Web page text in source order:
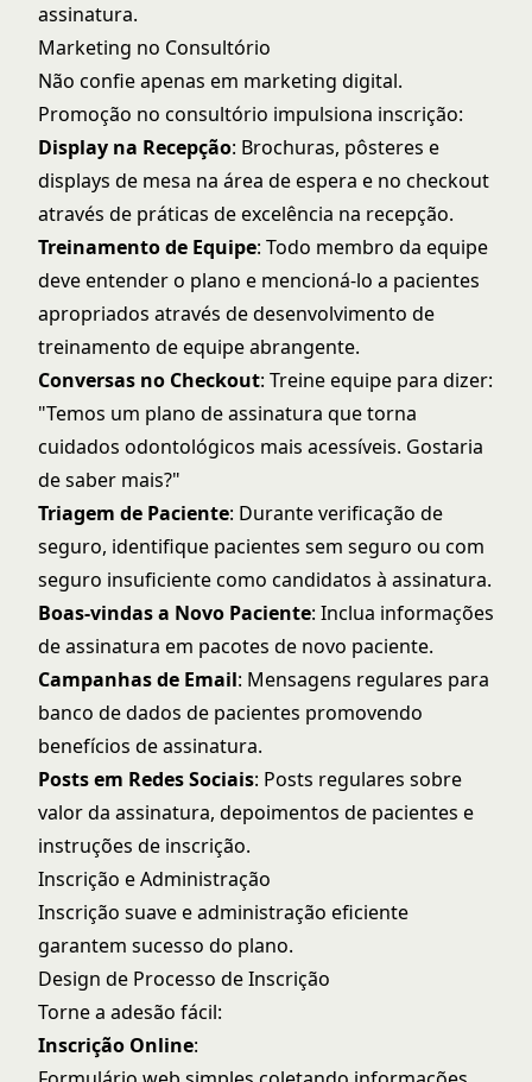
assinatura.
Marketing no Consultório
Não confie apenas em marketing digital.
Promoção no consultório impulsiona inscrição:
Display na Recepção: Brochuras, pôsteres e
displays de mesa na área de espera e no checkout
através de práticas deexcelência na recepção.
Treinamento de Equipe: Todo membro da equipe
deve entender o plano e mencioná-lo a pacientes
apropriados através dedesenvolvimento de
treinamento de equipeabrangente.
Conversas no Checkout: Treine equipe para dizer:
"Temos um plano de assinatura que torna
cuidados odontológicos mais acessíveis. Gostaria
de saber mais?"
Triagem de Paciente: Durante verificação de
seguro, identifique pacientes sem seguro ou com
seguro insuficiente como candidatos à assinatura.
Boas-vindas a Novo Paciente: Inclua informações
de assinatura em pacotes de novo paciente.
Campanhas de Email: Mensagens regulares para
banco de dados de pacientes promovendo
benefícios de assinatura.
Posts em Redes Sociais: Posts regulares sobre
valor da assinatura, depoimentos de pacientes e
instruções de inscrição.
Inscrição e Administração
Inscrição suave e administração eficiente
garantem sucesso do plano.
Design de Processo de Inscrição
Torne a adesão fácil:
Inscrição Online: